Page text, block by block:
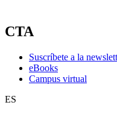
CTA
Suscríbete a la
eBooks
Campus virtual
ES